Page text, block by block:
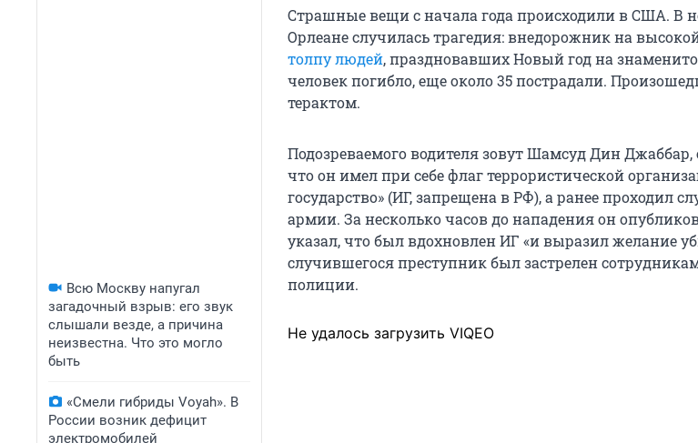
Всю Москву напугал
загадочный взрыв: его звук
слышали везде, а причина
неизвестна. Что это могло
быть
«Смели гибриды Voyah». В
России возник дефицит
электромобилей
Страшные вещи с начала года происходили в США. В
Орлеане случилась трагедия: внедорожник на
толпу людей, праздновавших Новый год на
человек погибло, еще около 35 пострадали.
терактом.
Подозреваемого водителя зовут Шамсуд Дин Джаббар,
что он имел при себе флаг террористической
государство» (ИГ, запрещена в РФ), а ранее проходил
армии. За несколько часов до нападения он
указал, что был вдохновлен ИГ «и выразил желание
случившегося преступник был застрелен
полиции.
Не удалось загрузить VIQEO